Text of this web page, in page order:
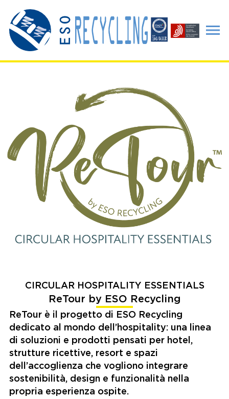
CIRCULAR HOSPITALITY ESSENTIALS
ReTour by ESO Recycling
ReTour è il progetto di ESO Recycling
dedicato al mondo dell’hospitality: una linea
di soluzioni e prodotti pensati per hotel,
strutture ricettive, resort e spazi
dell’accoglienza che vogliono integrare
sostenibilità, design e funzionalità nella
propria esperienza ospite.